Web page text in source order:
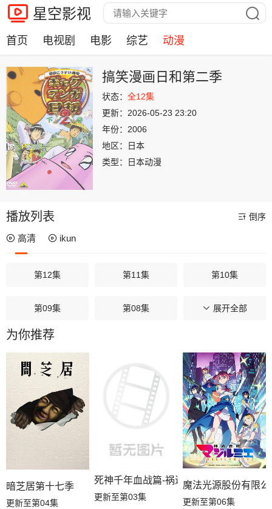
星空影视
首页 电视剧 电影 综艺 动漫
搞笑漫画日和第二季
状态： 全12集
更新： 2026-05-23 23:20
年份： 2006
地区：
日本
类型：
日本动漫
播放列表 倒序
高清 ikun
第12集 第11集 第10集
第09集 第08集 第07集
第06集
第03集 第01集
展开全部
为你推荐
暗芝居第十七季
更新至第04集
死神千年血战篇-祸进谭-
更新至第03集
魔法光源股份有限
更新至第06集